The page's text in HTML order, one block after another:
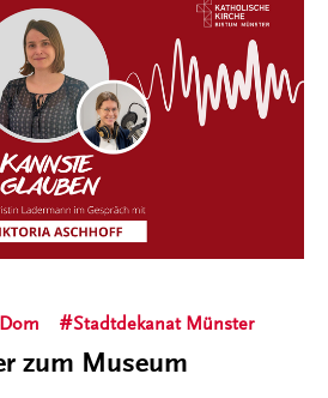
Stadtdekanat Münster
zum Museum